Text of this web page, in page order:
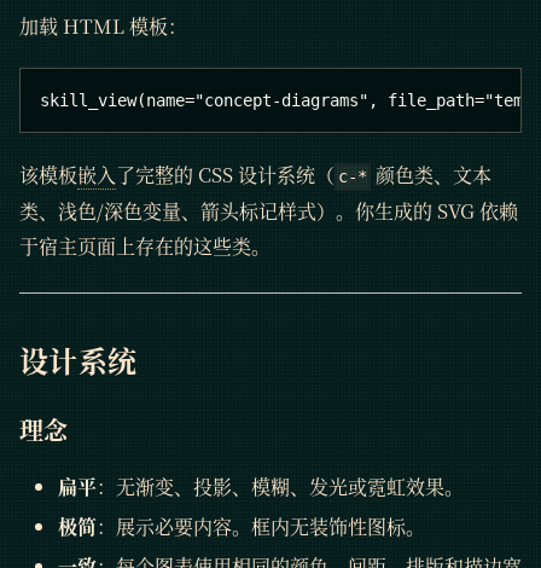
加载 HTML 模板：
skill_view(name="concept-diagrams",
该模板嵌入了完整的 CSS 设计系统（ c-* 颜色类、文本
类、浅色/深色变量、箭头标记样式）。你生成的 SVG 依赖
于宿主页面上存在的这些类。
设计系统
理念
扁平：无渐变、投影、模糊、发光或霓虹效果。
极简：展示必要内容。框内无装饰性图标。